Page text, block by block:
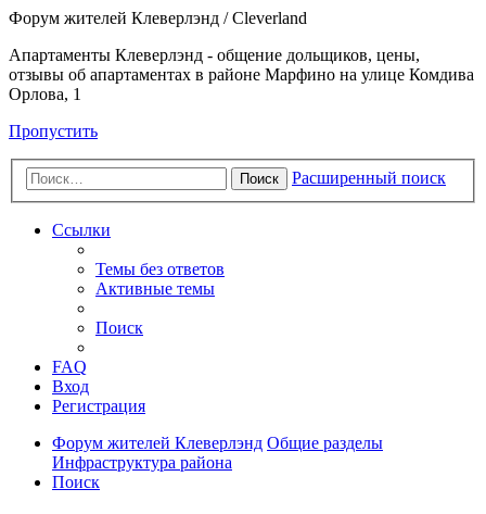
Форум жителей Клеверлэнд / Cleverland
Апартаменты Клеверлэнд - общение дольщиков, цены,
отзывы об апартаментах в районе Марфино на улице Комдива
Орлова, 1
Пропустить
Поиск Расширенный поиск
Ссылки
Темы без ответов
Активные темы
Поиск
FAQ
Вход
Регистрация
Форум жителей Клеверлэнд Общие разделы
Инфраструктура района
Поиск